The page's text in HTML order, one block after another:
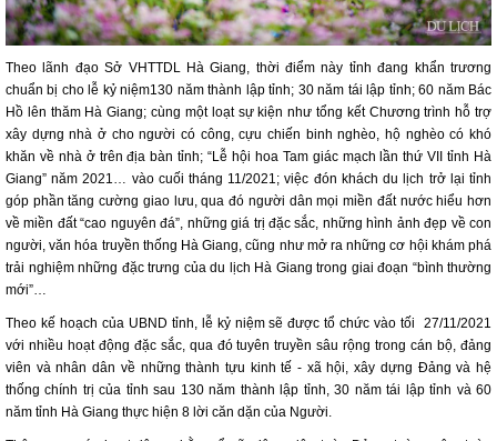
Theo lãnh đạo Sở VHTTDL Hà Giang, thời điểm này tỉnh đang khẩn trương
chuẩn bị cho lễ kỷ niệm130 năm thành lập tỉnh; 30 năm tái lập tỉnh; 60 năm Bác
Hồ lên thăm Hà Giang; cùng một loạt sự kiện như tổng kết Chương trình hỗ trợ
xây dựng nhà ở cho người có công, cựu chiến binh nghèo, hộ nghèo có khó
khăn về nhà ở trên địa bàn tỉnh; “Lễ hội hoa Tam giác mạch lần thứ VII tỉnh Hà
Giang” năm 2021… vào cuối tháng 11/2021; việc đón khách du lịch trở lại tỉnh
góp phần tăng cường giao lưu, qua đó người dân mọi miền đất nước hiểu hơn
về miền đất “cao nguyên đá”, những giá trị đặc sắc, những hình ảnh đẹp về con
người, văn hóa truyền thống Hà Giang, cũng như mở ra những cơ hội khám phá
trải nghiệm những đặc trưng của du lịch Hà Giang trong giai đoạn “bình thường
mới”…
Theo kế hoạch của UBND tỉnh, lễ kỷ niệm sẽ được tổ chức vào tối 27/11/2021
với nhiều hoạt động đặc sắc, qua đó tuyên truyền sâu rộng trong cán bộ, đảng
viên và nhân dân về những thành tựu kinh tế - xã hội, xây dựng Đảng và hệ
thống chính trị của tỉnh sau 130 năm thành lập tỉnh, 30 năm tái lập tỉnh và 60
năm tỉnh Hà Giang thực hiện 8 lời căn dặn của Người.